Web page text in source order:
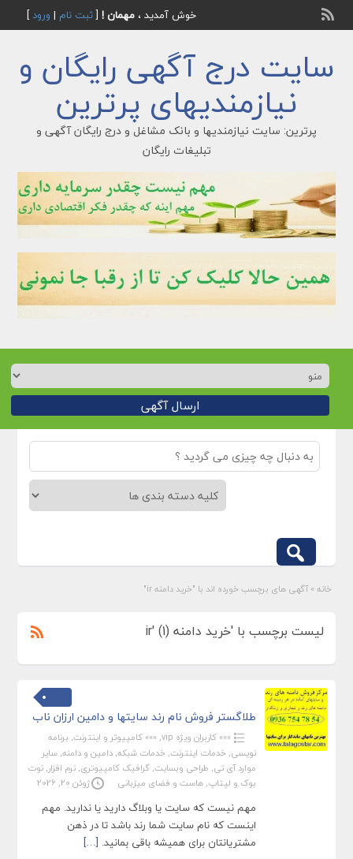
خوش آمدید ، مهمان ![ثبت نام | ورود]
سایت درج آگهی رایگان و
نیازمندیهای پرترین
پرترین: سایت نیازمندیها و بانک مشاغل و درج رایگان آگهی و
تبلیغات رایگان
ارسال آگهی
خانه » آگهی های برچسب خورده اند با "خرید دامنه ir"
لیست برچسب با 'خرید دامنه ir' (1)
طلاگستر فروش نام رند سایتها و دامین ارزان ناب
»»» کاربران ویژه vip , »»» کامپیوتر و اینترنت, برنامه
نویسی, خدمات اینترنت, خدمات شبکه, دامین و دامنه, سایر
موارد آی تی, طراحی وبسایت, گرافیک کامپیوتری, نرم افزار, نوت
بوک و لپتاپ, هاست و فضای میزبانی ژوئن 20, 2026
مهم نیست که سایت یا وبلاگ دارید یا ندارید. مهم
اینست که نام سایت شما رند باشد تا در ذهن
مشتریانتان برای همیشه باقی بمانید. […]